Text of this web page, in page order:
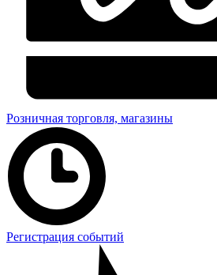
Розничная торговля, магазины
Регистрация событий